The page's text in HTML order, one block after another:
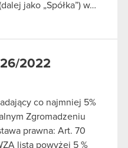
jako „Spółka”) w…
2022
co najmniej 5%
Zgromadzeniu
prawna: Art. 70
lista powyżej 5 %